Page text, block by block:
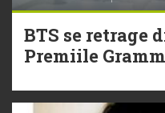
BTS se retrage
Premiile